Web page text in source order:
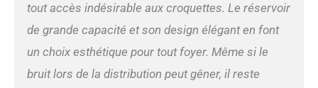
chaque repas peut définir 1
à 9 portions (11g par
maintenant un bon chat qui
mange à l'heure. 【10 Voix,
tout accès indésirable aux croquettes. Le réservoir
de grande capacité et son design élégant en font
un choix esthétique pour tout foyer. Même si le
bruit lors de la distribution peut gêner, il reste